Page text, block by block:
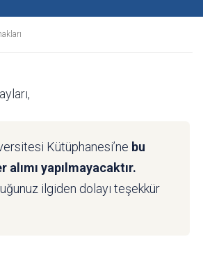
Kütüphanesi’ne bu
alımı yapılmayacaktır.
ilgiden dolayı teşekkür